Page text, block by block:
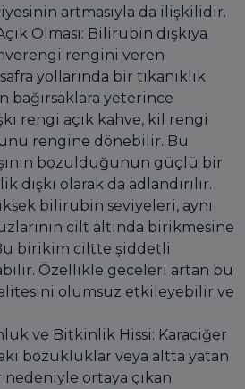
artmasıyla da ilişkilidir.
Olması: Bilirubin dışkıya
rengini veren
yollarında bir tıkanıklık
bağırsaklara yeterince
rengi açık kahve, kil rengi
rengine dönebilir. Bu
bozulduğunun güçlü bir
dışkı olarak da adlandırılır.
bilirubin seviyeleri, aynı
cilt altında birikmesine
birikim ciltte şiddetli
Özellikle geceleri artan bu
olumsuz etkileyebilir ve
ve Bitkinlik Hissi: Karaciğer
bozukluklar veya altta yatan
nedeniyle ortaya çıkan